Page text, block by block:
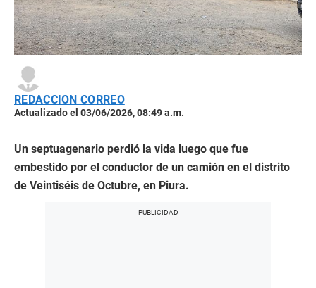
REDACCION CORREO
Actualizado el 03/06/2026, 08:49 a.m.
Un septuagenario perdió la vida luego que fue
embestido por el conductor de un camión en el distrito
de Veintiséis de Octubre, en Piura.